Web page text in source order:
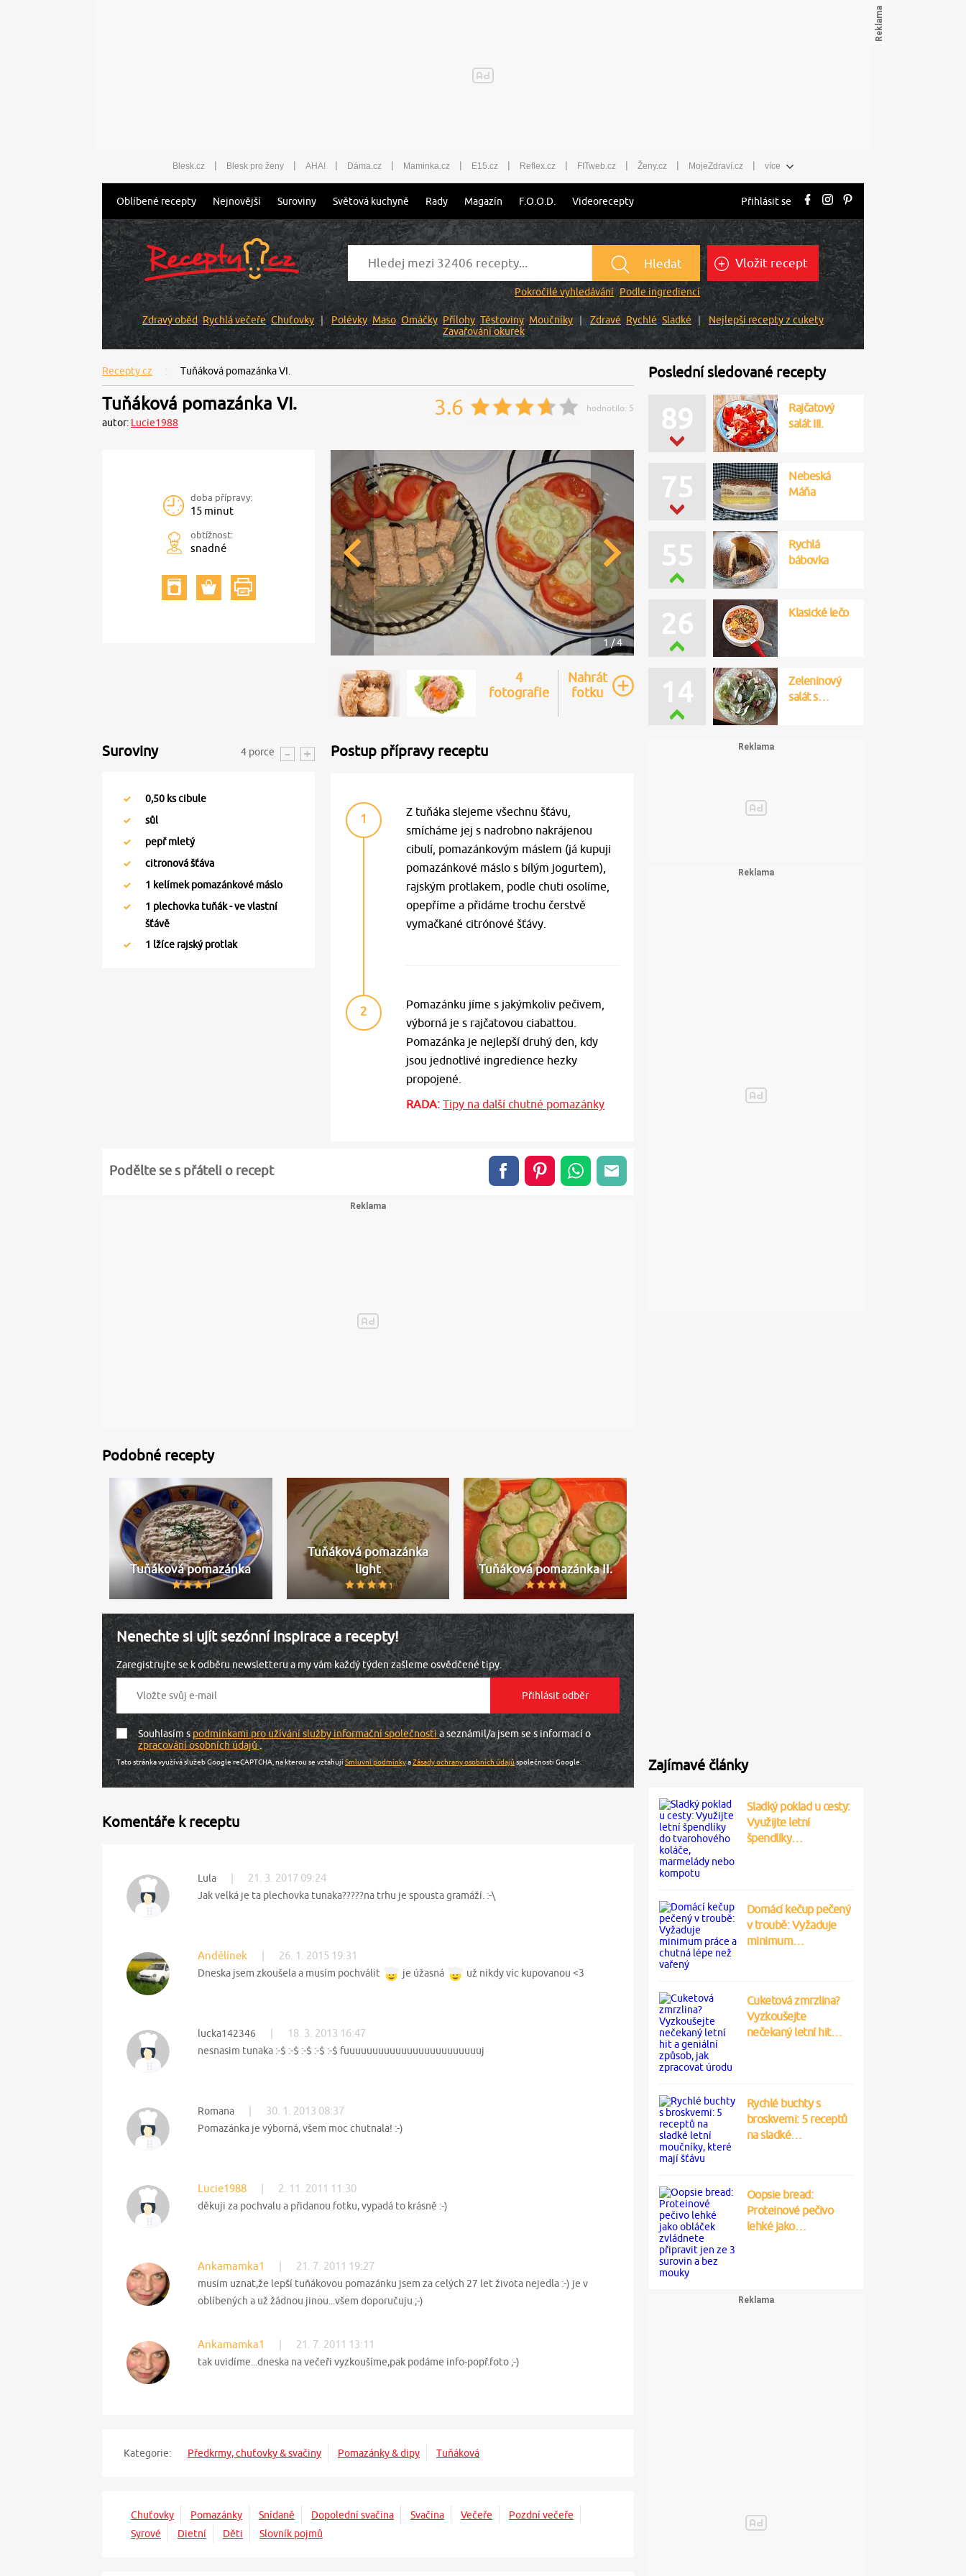
Blesk.cz | Blesk pro ženy | AHA! | Dáma.cz | Maminka.cz | E15.cz | Reflex.cz | FITweb.cz | Ženy.cz | MojeZdraví.cz | více
Oblíbené recepty Nejnovější Suroviny Světová kuchyně Rady Magazín F.O.O.D. Videorecepty Přihlásit se
Hledat
Pokročilé vyhledávání Podle ingrediencí
Vložit recept
Zdravý oběd Rychlá večeře Chuťovky Polévky Maso Omáčky Přílohy Těstoviny Moučníky Zdravé Rychlé Sladké
Nejlepší recepty z cukety
Zavařování okurek
Recepty.cz Tuňáková pomazánka VI.
Tuňáková pomazánka VI.
autor: Lucie1988
3.6 hodnotilo: 5
doba přípravy:
15 minut
obtížnost:
snadné
1 / 4
4
fotografie
Nahrát
fotku
Suroviny 4 porce
0,50 ks cibule
sůl
pepř mletý
citronová šťáva
1 kelímek pomazánkové máslo
1 plechovka tuňák - ve vlastní
šťávě
1 lžíce rajský protlak
Postup přípravy receptu
1
Z tuňáka slejeme všechnu šťávu,
smícháme jej s nadrobno nakrájenou
cibulí, pomazánkovým máslem (já kupuji
pomazánkové máslo s bílým jogurtem),
rajským protlakem, podle chuti osolíme,
opepříme a přidáme trochu čerstvě
vymačkané citrónové šťávy.
2
Pomazánku jíme s jakýmkoliv pečivem,
výborná je s rajčatovou ciabattou.
Pomazánka je nejlepší druhý den, kdy
jsou jednotlivé ingredience hezky
propojené.
RADA:Tipy na další chutné pomazánky
Podělte se s přáteli o recept
Podobné recepty
Tuňáková pomazánka
Tuňáková pomazánka
light
Tuňáková pomazánka II.
Nenechte si ujít sezónní inspirace a recepty!
Zaregistrujte se k odběru newsletteru a my vám každý týden zašleme osvědčené tipy.
Souhlasím spodmínkami pro užívání služby informační společnosti a seznámil/a jsem se s informací o
zpracování osobních údajů.
Tato stránka využívá služeb Google reCAPTCHA, na kterou se vztahujíSmluvní podmínkyaZásady ochrany osobních údajůspolečnosti Google.
Komentáře k receptu
Lula 21. 3. 2017 09:24
Jak velká je ta plechovka tunaka?????na trhu je spousta gramáží. :-\
Andělínek 26. 1. 2015 19:31
Dneska jsem zkoušela a musím pochválit je úžasná už nikdy víc kupovanou <3
lucka142346 18. 3. 2013 16:47
nesnasim tunaka :-$ :-$ :-$ :-$ :-$ fuuuuuuuuuuuuuuuuuuuuuuuuj
Romana 30. 1. 2013 08:37
Pomazánka je výborná, všem moc chutnala! :-)
Lucie1988 2. 11. 2011 11:30
děkuji za pochvalu a přidanou fotku, vypadá to krásně :-)
Ankamamka1 21. 7. 2011 19:27
musím uznat,že lepší tuňákovou pomazánku jsem za celých 27 let života nejedla :-) je v
oblíbených a už žádnou jinou...všem doporučuju ;-)
Ankamamka1 21. 7. 2011 13:11
tak uvidíme...dneska na večeři vyzkoušíme,pak podáme info-popř.foto ;-)
Kategorie: Předkrmy, chuťovky & svačiny Pomazánky & dipy Tuňáková
Chuťovky Pomazánky Snídaně Dopolední svačina Svačina Večeře
Pozdní večeře
Syrové
Dietní Děti Slovník pojmů
Poslední sledované recepty
89
Rajčatový
salát III.
75
Nebeská
Máňa
55
Rychlá
bábovka
26 Klasické lečo
14
Zeleninový
salát s…
Zajímavé články
Sladký poklad u cesty:
Využijte letní
špendlíky…
Domácí kečup pečený
v troubě: Vyžaduje
minimum…
Cuketová zmrzlina?
Vyzkoušejte
nečekaný letní hit…
Rychlé buchty s
broskvemi: 5 receptů
na sladké…
Oopsie bread:
Proteinové pečivo
lehké jako…